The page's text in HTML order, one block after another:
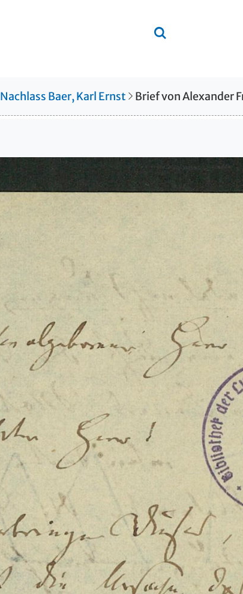
Nachlass Baer, Karl Ernst